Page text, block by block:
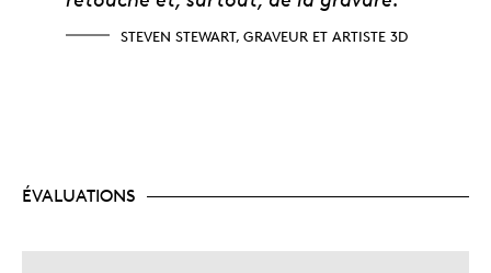
STEVEN STEWART, GRAVEUR ET ARTISTE 3D
ÉVALUATIONS